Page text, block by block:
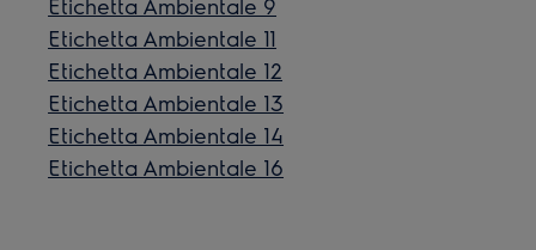
Etichetta Ambientale 11
Etichetta Ambientale 12
Etichetta Ambientale 13
Etichetta Ambientale 14
Etichetta Ambientale 16